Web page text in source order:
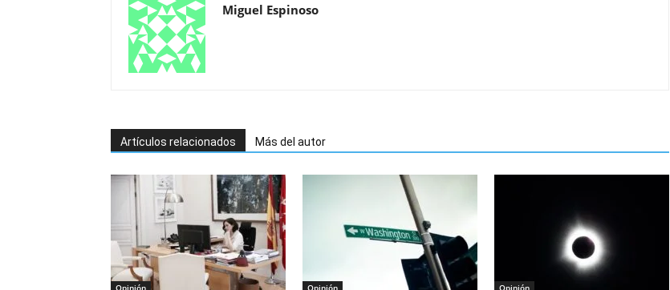
Miguel Espinoso
Artículos relacionados Más del autor
Opinión Opinión Opinión